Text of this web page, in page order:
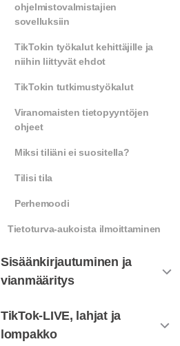
ohjelmistovalmistajien
sovelluksiin
TikTokin työkalut kehittäjille ja
niihin liittyvät ehdot
TikTokin tutkimustyökalut
Viranomaisten tietopyyntöjen
ohjeet
Miksi tiliäni ei suositella?
Tilisi tila
Perhemoodi
Tietoturva-aukoista ilmoittaminen
Sisäänkirjautuminen ja
vianmääritys
TikTok-LIVE, lahjat ja
lompakko